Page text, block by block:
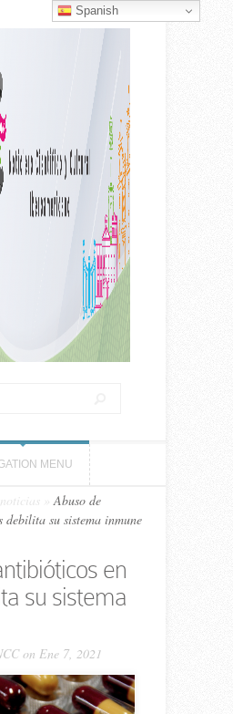
MENU
Abuso de
su sistema inmune
en
su sistema
on Ene 7, 2021
Spanish